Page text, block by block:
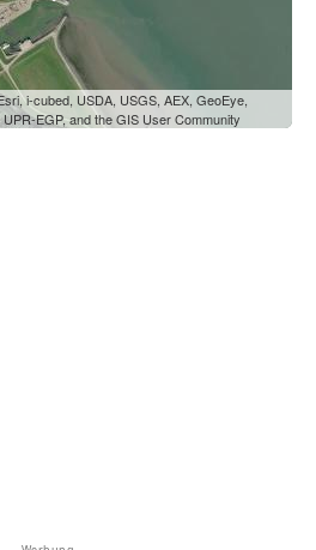
i-cubed, USDA, USGS, AEX, GeoEye,
EGP, and the GIS User Community